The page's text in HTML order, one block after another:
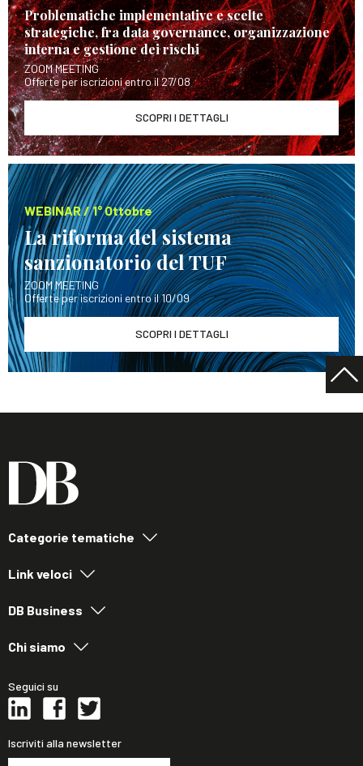
Problematiche implementative e scelte
strategiche, fra data governance, organizzazione
interna e gestione dei rischi
ZOOM MEETING
Offerte per iscrizioni entro il 27/08
SCOPRI I DETTAGLI
WEBINAR / 1° Ottobre
La riforma del sistema
sanzionatorio del TUF
ZOOM MEETING
Offerte per iscrizioni entro il 10/09
SCOPRI I DETTAGLI
Categorie tematiche
Link veloci
DB Business
Chi siamo
Seguici su
Iscriviti alla newsletter